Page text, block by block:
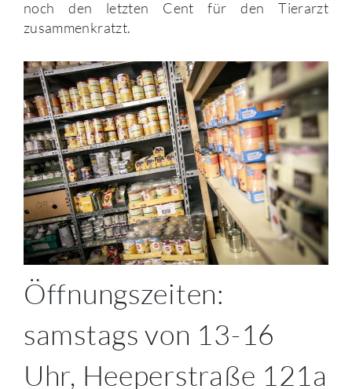
noch den letzten Cent für den Tierarzt
zusammenkratzt.
Öffnungszeiten:
samstags von 13-16
Uhr, Heeperstraße 121a